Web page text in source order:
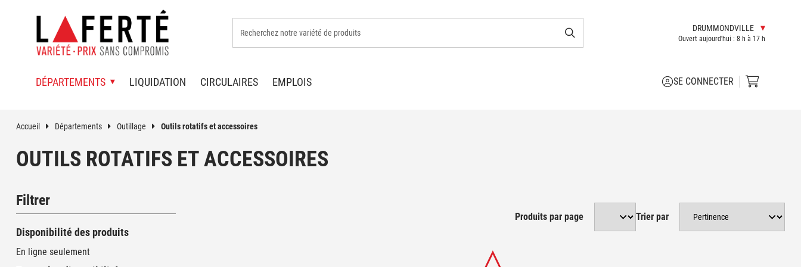
DRUMMONDVILLE
Ouvert aujourd'hui : 8 h à 17 h
DÉPARTEMENTS LIQUIDATION CIRCULAIRES EMPLOIS SE CONNECTER
Sam. : 8 h à 17 h
Dim. : 9h à 16h
Accueil Départements Outillage Outils rotatifs et accessoires
OUTILS ROTATIFS ET ACCESSOIRES
Filtrer
Disponibilité des produits
En ligne seulement
Produits par page Trier par